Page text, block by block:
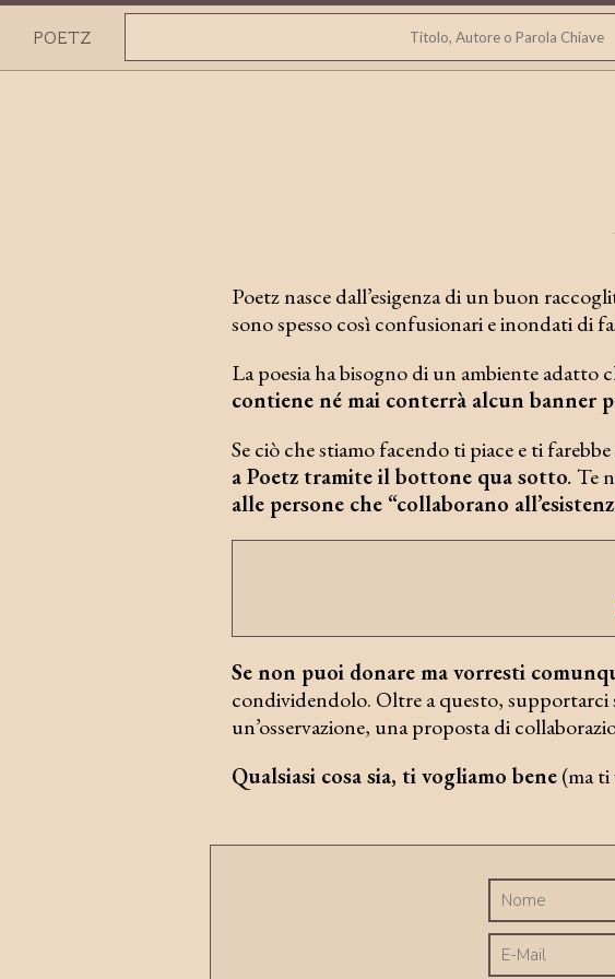
POETZ
Poetz nasce dall’esigenza di un buon
sono spesso così confusionari e inondati di
La poesia ha bisogno di un ambiente adatto
contiene né mai conterrà alcun banner
Se ciò che stiamo facendo ti piace e ti
a Poetz tramite il bottone qua sotto.Te
alle persone che “collaborano
Se non puoi donare ma vorresti
condividendolo. Oltre a questo,
un’osservazione, una proposta di
Qualsiasi cosa sia, ti vogliamo bene(ma